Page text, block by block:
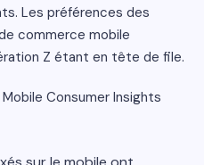
Les préférences des
commerce mobile
Z étant en tête de file.
Consumer Insights